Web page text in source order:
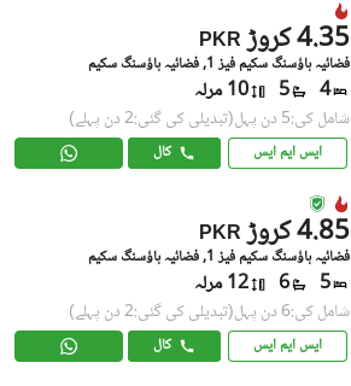
PKR 4.35 کروڑ
فضائیہ ہاؤسنگ سکیم فیز 1, فضائیہ ہاؤسنگ سکیم
4
5 10 مرلہ
شامل کی:5 دن پہل (تبدیلی کی گئی:2 دن پہلے)
ایس ایم ایس کال
PKR 4.85 کروڑ
فضائیہ ہاؤسنگ سکیم فیز 1, فضائیہ ہاؤسنگ سکیم
5
6 12 مرلہ
شامل کی:6 دن پہل (تبدیلی کی گئی:2 دن پہلے)
ایس ایم ایس کال